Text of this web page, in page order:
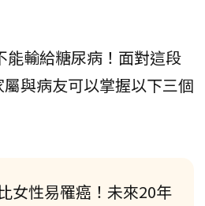
能輸給糖尿病！面對這段
與病友可以掌握以下三個
女性易罹癌！未來20年